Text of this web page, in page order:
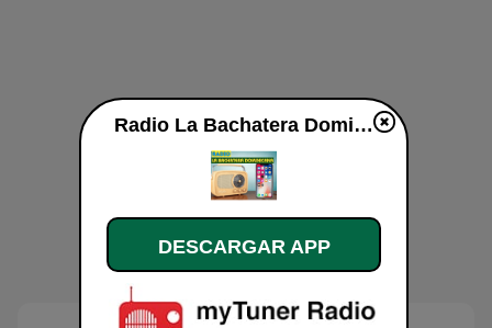
Radio La Bachatera Dominicana en vivo
DESCARGAR APP